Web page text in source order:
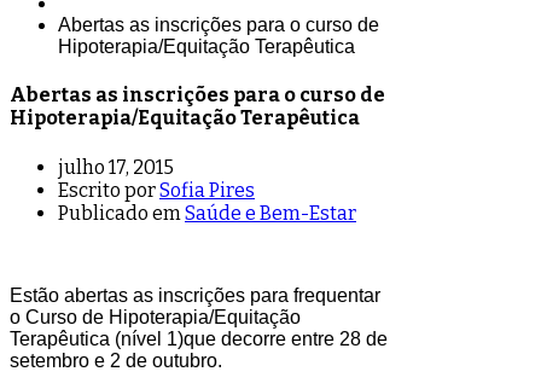
Abertas as inscrições para o curso de
Hipoterapia/Equitação Terapêutica
Abertas as inscrições para o curso de
Hipoterapia/Equitação Terapêutica
julho 17, 2015
Escrito porSofia Pires
Publicado em Saúde e Bem-Estar
Estão abertas as inscrições para frequentar
o Curso de Hipoterapia/Equitação
Terapêutica (nível 1)que decorre entre 28 de
setembro e 2 de outubro.